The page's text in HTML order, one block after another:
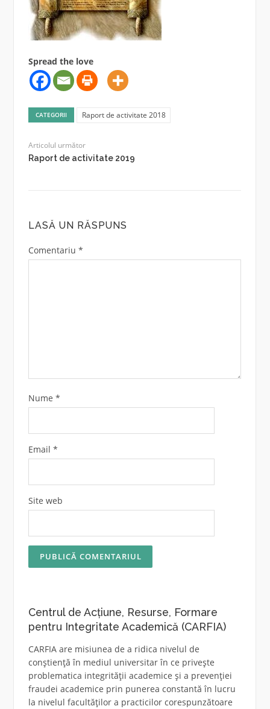
Spread the love
CATEGORII Raport de activitate 2018
Articolul următor
Raport de activitate 2019
LASĂ UN RĂSPUNS
Comentariu *
Nume *
Email *
Site web
Centrul de Acțiune, Resurse, Formare
pentru Integritate Academică (CARFIA)
CARFIA are misiunea de a ridica nivelul de
conștiență în mediul universitar în ce privește
problematica integrității academice și a prevenției
fraudei academice prin punerea constantă în lucru
la nivelul facultăților a practicilor corespunzătoare